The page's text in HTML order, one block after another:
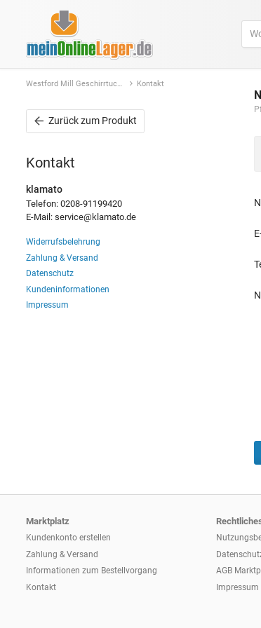
Westford Mill Geschirrtuch Trockentuch Handtuch Küche Baumwolle Haushalt W701 Kontakt
Zurückzum Produkt
Kontakt
klamato
Telefon: 0208-91199420
E-Mail: service@klamato.de
Widerrufsbelehrung
Zahlung & Versand
Datenschutz
Kundeninformationen
Impressum
Marktplatz
Kundenkonto erstellen
Zahlung & Versand
Informationen zum Bestellvorgang
Kontakt
AGB
Impressum